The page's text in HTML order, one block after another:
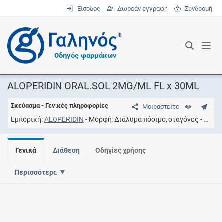
Είσοδος Δωρεάν εγγραφή Συνδρομή
®
Οδηγός φαρμάκων
ALOPERIDIN ORAL.SOL 2MG/ML FL x 30ML
Μοιραστείτε
Σκεύασμα - Γενικές πληροφορίες
Εμπορική ALOPERIDIN Μορφή Διάλυμα πόσιμο, σταγόνες
Γενικά Διάθεση Οδηγίες χρήσης
Περισσότερα